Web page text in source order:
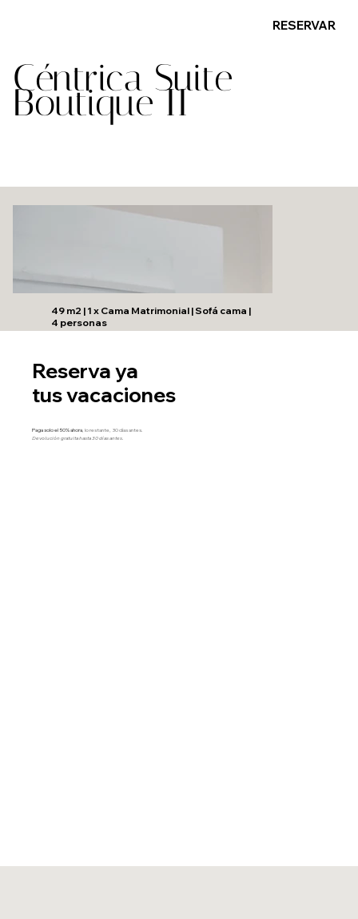
Céntrica Suite
Boutique II
RESERVAR
49 m2 | 1 x Cama Matrimonial | Sofá cama |
4 personas
Reserva ya
tus vacaciones
Paga solo el 50% ahora, lo restante, 30 días antes.
Devolución gratuita hasta 30 días antes.